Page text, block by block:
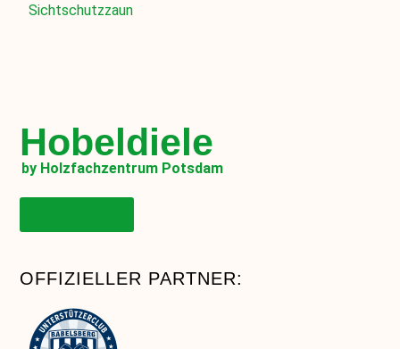
Sichtschutzzaun
Hobeldiele
by Holzfachzentrum Potsdam
OFFIZIELLER PARTNER: